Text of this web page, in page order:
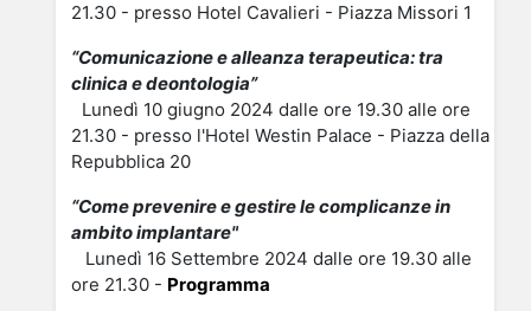
21.30 - presso Hotel Cavalieri - Piazza Missori 1
“Comunicazione e alleanza terapeutica: tra
clinica e deontologia”
Lunedì 10 giugno 2024 dalle ore 19.30 alle ore
21.30 - presso l'Hotel Westin Palace - Piazza della
Repubblica 20
“Come prevenire e gestire le complicanze in
ambito implantare"
Lunedì 16 Settembre 2024 dalle ore 19.30 alle
ore 21.30 - Programma